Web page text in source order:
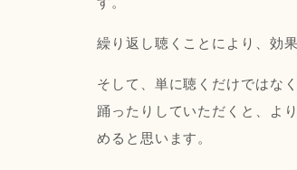
繰り返し聴くことにより、効
そして、単に聴くだけではな
踊ったりしていただくと、よ
めると思います。